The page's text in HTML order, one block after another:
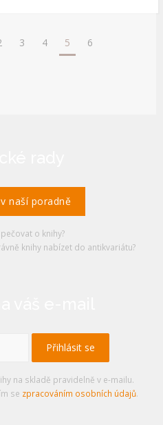
3 4 5 6
naší poradně
o knihy?
knihy nabízet do antikvariátu?
na skladě pravidelně v e-mailu.
se zpracováním osobních údajů.